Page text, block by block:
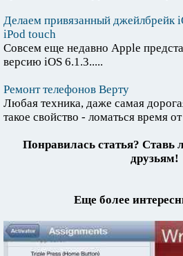
Делаем привязанный джейлбрейк
iPod touch
Совсем еще недавно Apple
версию iОS 6.1.3.....
Ремонт телефонов Верту
Любая техника, даже самая
такое свойство - ломаться время
Понравилась статья? Ставь
друзьям!
Еще более